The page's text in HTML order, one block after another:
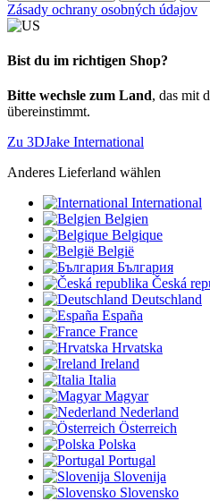
Zásady ochrany osobných údajov
Bist du im richtigen Shop?
Bitte wechsle zum Land, das mit
übereinstimmt.
Zu 3DJake International
Anderes Lieferland wählen
International
Belgien
Belgique
België
България
Česká
Deutschland
España
France
Hrvatska
Ireland
Italia
Magyar
Nederland
Österreich
Polska
Portugal
Slovenija
Slovensko